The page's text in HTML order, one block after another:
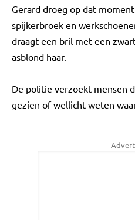
Gerard droeg op dat
spijkerbroek en
draagt een bril met een
asblond haar.
De politie verzoekt mensen
gezien of wellicht weten